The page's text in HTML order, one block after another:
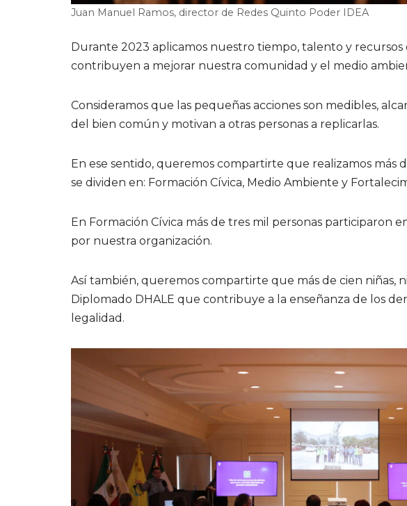
Juan Manuel Ramos, director de Redes Quinto Poder IDEA
Durante 2023 aplicamos nuestro tiempo, talento y
contribuyen a mejorar nuestra comunidad y el medio
Consideramos que las pequeñas acciones son medibles,
del bien común y motivan a otras personas a replicarlas.
En ese sentido, queremos compartirte que realizamos más
se dividen en: Formación Cívica, Medio Ambiente y
En Formación Cívica más de tres mil personas participaron
por nuestra organización.
Así también, queremos compartirte que más de cien niñas,
Diplomado DHALE que contribuye a la enseñanza de los
legalidad.